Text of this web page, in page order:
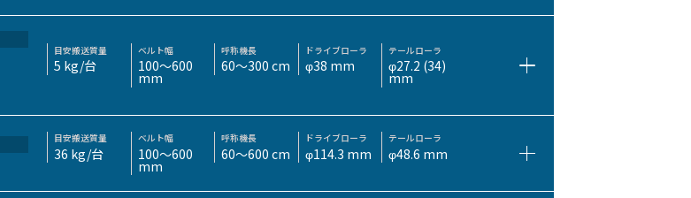
目安搬送質量
5 kg/台
ベルト幅
100～600
mm
呼称機長
60～300 cm
ドライブローラ
φ38 mm
テールローラ
φ27.2 (34)
mm
目安搬送質量
36 kg/台
ベルト幅
100～600
mm
呼称機長
60～600 cm
ドライブローラ
φ114.3 mm
テールローラ
φ48.6 mm